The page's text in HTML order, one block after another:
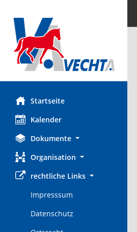
Startseite
Kalender
Dokumente
Organisation
rechtliche Links
Impresssum
Datenschutz